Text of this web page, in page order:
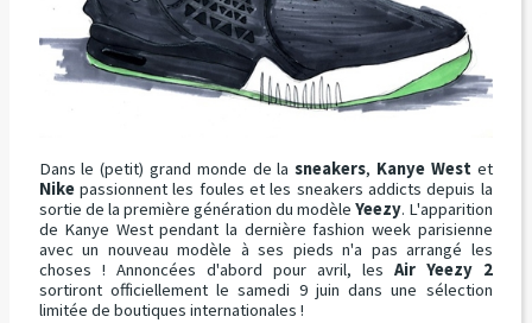
Dans le (petit) grand monde de lasneakers, Kanye Westet
Nikepassionnent les foules et les sneakers addicts depuis la
sortie de la première génération du modèle Yeezy. L'apparition
de Kanye West pendant la dernière fashion week parisienne
avec un nouveau modèle à ses pieds n'a pas arrangé les
choses ! Annoncées d'abord pour avril, les Air Yeezy 2
sortiront officiellement le samedi 9 juin dans une sélection
limitée de boutiques internationales !